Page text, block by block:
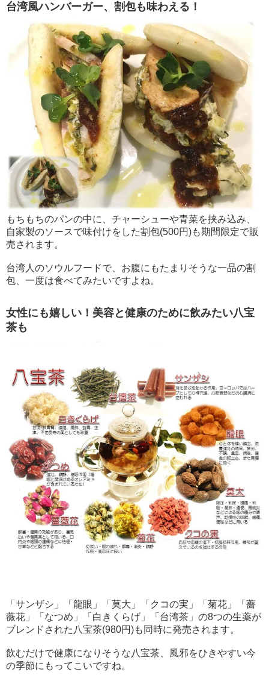
台湾風ハンバーガー、割包も味わえる！
もちもちのパンの中に、チャーシューや青菜を挟み込み、
自家製のソースで味付けをした割包(500円)も期間限定で販
売されます。
台湾人のソウルフードで、お腹にもたまりそうな一品の割
包、一度は食べてみたいですよね。
女性にも嬉しい！美容と健康のために飲みたい八宝
茶も
「サンザシ」「龍眼」「莫大」「クコの実」「菊花」「薔
薇花」「なつめ」「白きくらげ」「台湾茶」の8つの生薬が
ブレンドされた八宝茶(980円)も同時に発売されます。
飲むだけで健康になりそうな八宝茶、風邪をひきやすい今
の季節にもってこいですね。